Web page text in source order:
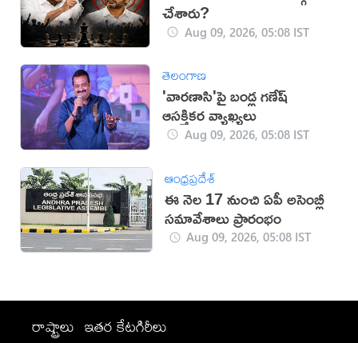
చేశారు?
Aug 09, 2026, 05:08 IST
తెలంగాణ
'వారణాసి'పై బండ్ల గణేష్
ఆసక్తికర వ్యాఖ్యలు
Aug 09, 2026, 05:08 IST
ఆంధ్రప్రదేశ్
ఈ నెల 17 నుంచి ఏపీ అసెంబ్లీ
సమావేశాలు ప్రారంభం
Aug 09, 2026, 05:08 IST
రాష్ట్రాలు ఇతర కేటగిరీలు